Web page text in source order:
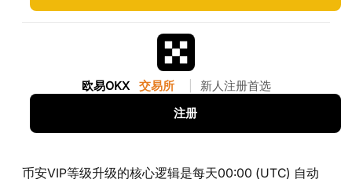
欧易OKX 交易所 新人注册首选
注册
币安VIP等级升级的核心逻辑是每天00:00 (UTC) 自动